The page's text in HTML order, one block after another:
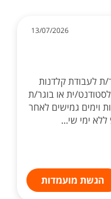
13/07/2026
ת לעבודת קלדנות
ית או בוגר/ת
וימים גמישים לאחר
הגשת מועמדות